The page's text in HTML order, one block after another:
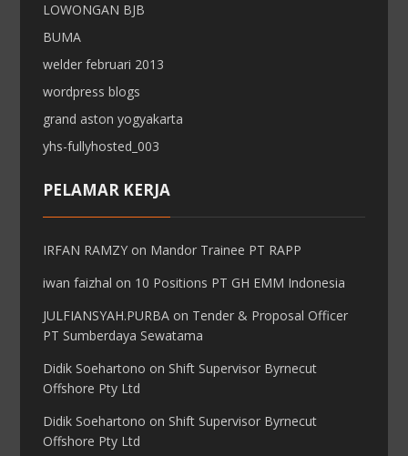
LOWONGAN BJB
BUMA
welder februari 2013
wordpress blogs
grand aston yogyakarta
yhs-fullyhosted_003
PELAMAR KERJA
IRFAN RAMZY on Mandor Trainee PT RAPP
iwan faizhal on 10 Positions PT GH EMM Indonesia
JULFIANSYAH.PURBA on Tender & Proposal Officer
PT Sumberdaya Sewatama
Didik Soehartono on Shift Supervisor Byrnecut
Offshore Pty Ltd
Didik Soehartono on Shift Supervisor Byrnecut
Offshore Pty Ltd